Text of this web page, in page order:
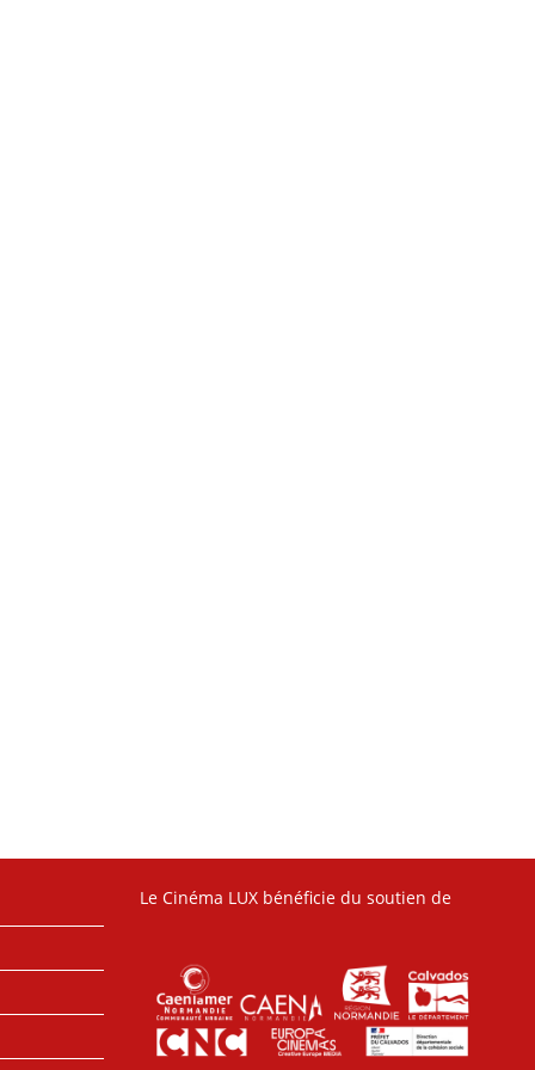
Le Cinéma LUX bénéficie du soutien de